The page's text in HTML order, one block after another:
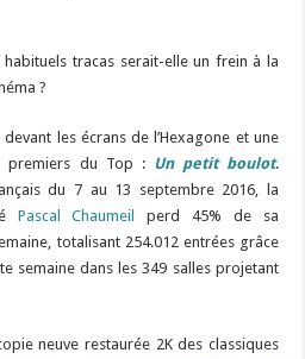
tracas serait-elle un frein à la
?
les écrans de l’Hexagone et une
premiers du Top : Un petit boulot.
du 7 au 13 septembre 2016, la
Pascal Chaumeil
perd 45% de sa
totalisant 254.012 entrées grâce
semaine dans les 349 salles projetant
neuve restaurée 2K des classiques